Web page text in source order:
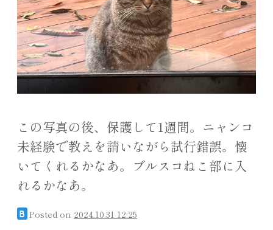
この写真の後、保護して1週間。ニャンコ
未経験で教えを請いながら試行錯誤。懐
いてくれるかなあ。ブルスコねこ部に入
れるかなあ。
B Posted on 2024.10.31 12:25